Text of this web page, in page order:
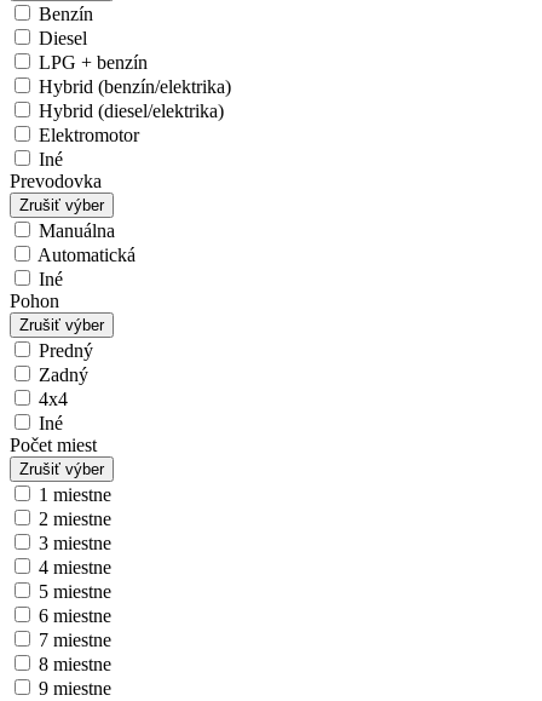
Benzín
Diesel
LPG + benzín
Hybrid (benzín/elektrika)
Hybrid (diesel/elektrika)
Elektromotor
Iné
Prevodovka
Zrušiť výber
Manuálna
Automatická
Iné
Pohon
Zrušiť výber
Predný
Zadný
4x4
Iné
Počet miest
Zrušiť výber
1 miestne
2 miestne
3 miestne
4 miestne
5 miestne
6 miestne
7 miestne
8 miestne
9 miestne